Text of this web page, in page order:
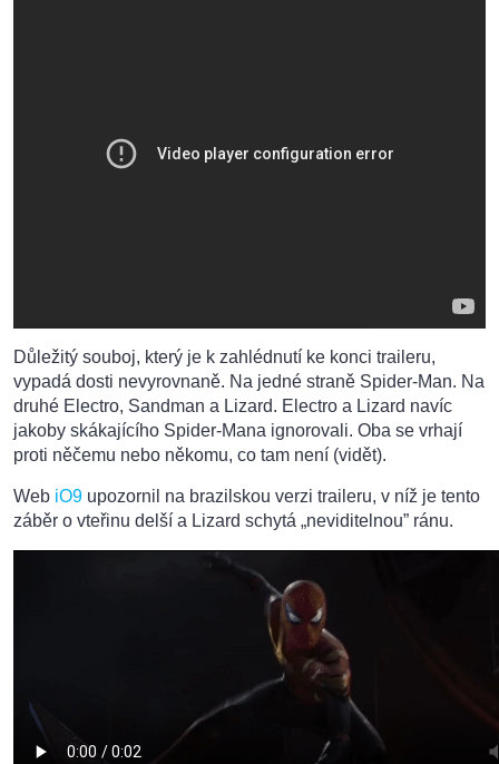
Důležitý souboj, který je k zahlédnutí ke konci traileru,
vypadá dosti nevyrovnaně. Na jedné straně Spider-Man. Na
druhé Electro, Sandman a Lizard. Electro a Lizard navíc
jakoby skákajícího Spider-Mana ignorovali. Oba se vrhají
proti něčemu nebo někomu, co tam není (vidět).
Web iO9 upozornil na brazilskou verzi traileru, v níž je tento
záběr o vteřinu delší a Lizard schytá „neviditelnou” ránu.